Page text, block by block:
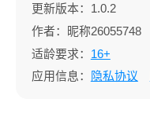
更新版本：1.0.2
作者：昵称26055748
适龄要求： 16+
应用信息：
隐私协议